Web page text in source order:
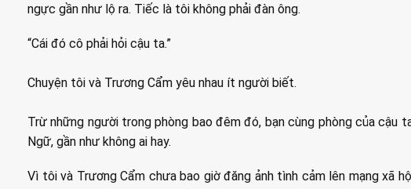
ngực gần như lộ ra. Tiếc là tôi không phải đàn ông.
“Cái đó cô phải hỏi cậu ta.”
Chuyện tôi và Trương Cẩm yêu nhau ít người biết.
Trừ những người trong phòng bao đêm đó, bạn cùng phòng của cậu
Ngữ, gần như không ai hay.
Vì tôi và Trương Cẩm chưa bao giờ đăng ảnh tình cảm lên mạng xã